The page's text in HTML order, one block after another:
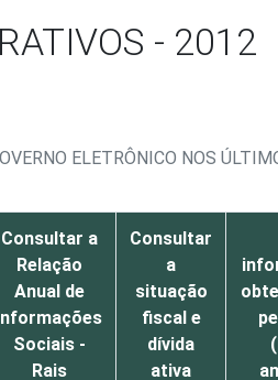
- 2012
ELETRÔNICO NOS
Consultar a
Relação
Anual de
Sociais -
Rais
Consultar
a
situação
fiscal e
dívida
ativa